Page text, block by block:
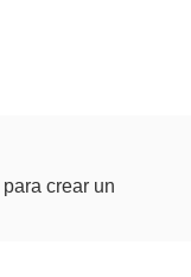
crear un